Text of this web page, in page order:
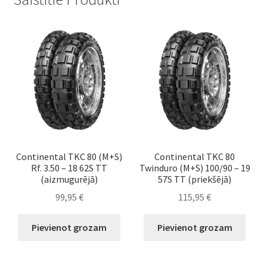
Continental TKC 80 (M+S)
Rf. 3.50 – 18 62S TT
(aizmugurējā)
99,95 €
Pievienot grozam
Continental TKC 80
Twinduro (M+S) 100/90 – 19
57S TT (priekšējā)
115,95€
Pievienot grozam